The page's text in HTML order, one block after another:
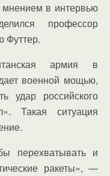
мнением в интервью
профессор
Футтер.
армия в
военной мощью,
удар российского
Такая ситуация
перехватывать и
ракеты», —